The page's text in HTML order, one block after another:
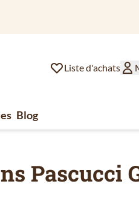
Liste d'achats
de café
for Divers
Blog
Pascucci